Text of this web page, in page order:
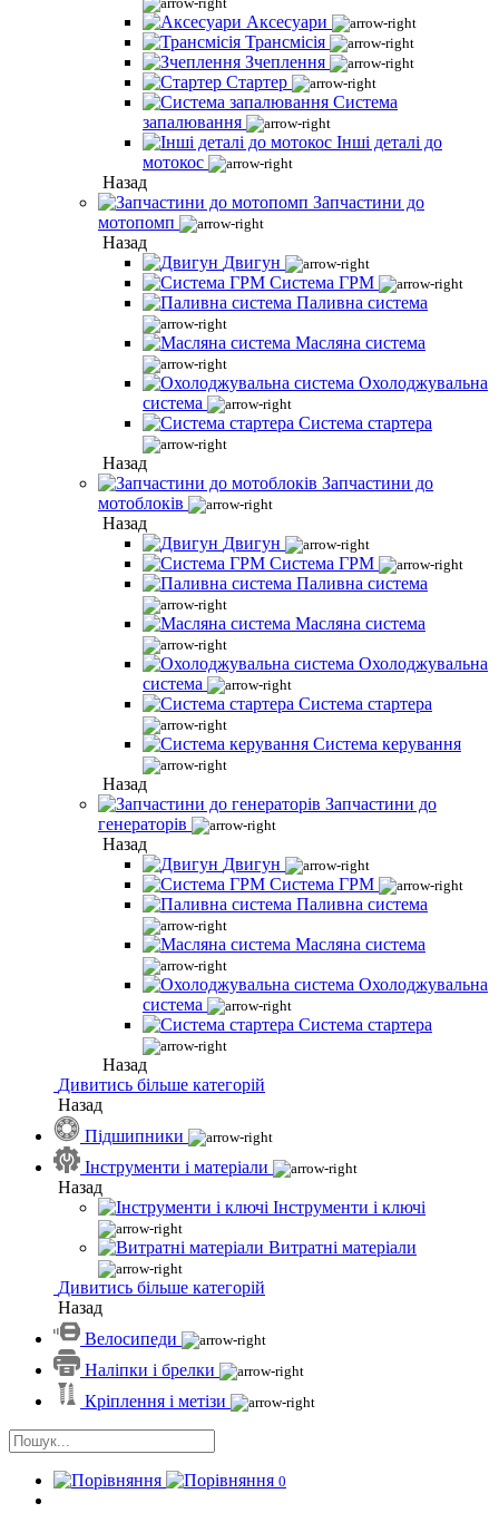
Аксесуари
Трансмісія
Зчеплення
Стартер
Система
запалювання
Інші деталі до
мотокос
Назад
Запчастини до
мотопомп
Назад
Двигун
Система ГРМ
Паливна система
Масляна система
Охолоджувальна
система
Система стартера
Назад
Запчастини до
мотоблоків
Назад
Двигун
Система ГРМ
Паливна система
Масляна система
Охолоджувальна
система
Система стартера
Система керування
Назад
Запчастини до
генераторів
Назад
Двигун
Система ГРМ
Паливна система
Масляна система
Охолоджувальна
система
Система стартера
Назад
Дивитись більше категорій
Назад
Підшипники
Інструменти і матеріали
Назад
Інструменти і ключі
Витратні матеріали
Дивитись більше категорій
Назад
Велосипеди
Наліпки і брелки
Кріплення і метізи
0